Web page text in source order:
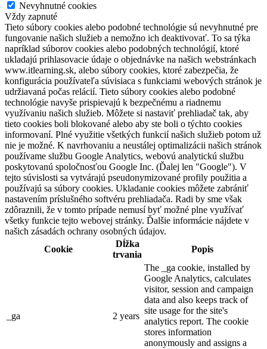
Nevyhnutné cookies
Vždy zapnuté
Tieto súbory cookies alebo podobné technológie sú nevyhnutné pre
fungovanie našich služieb a nemožno ich deaktivovať. To sa týka
napríklad súborov cookies alebo podobných technológií, ktoré
ukladajú prihlasovacie údaje o objednávke na našich webstránkach
www.itlearning.sk, alebo súbory cookies, ktoré zabezpečia, že
konfigurácia používateľa súvisiaca s funkciami webových stránok je
udržiavaná počas relácií. Tieto súbory cookies alebo podobné
technológie navyše prispievajú k bezpečnému a riadnemu
využívaniu našich služieb. Môžete si nastaviť prehliadač tak, aby
tieto cookies boli blokované alebo aby ste boli o týchto cookies
informovaní. Plné využitie všetkých funkcií našich služieb potom už
nie je možné. K navrhovaniu a neustálej optimalizácii našich stránok
používame službu Google Analytics, webovú analytickú službu
poskytovanú spoločnosťou Google Inc. (Ďalej len "Google"). V
tejto súvislosti sa vytvárajú pseudonymizované profily použitia a
používajú sa súbory cookies. Ukladanie cookies môžete zabrániť
nastavením príslušného softvéru prehliadača. Radi by sme však
zdôraznili, že v tomto prípade nemusí byť možné plne využívať
všetky funkcie tejto webovej stránky. Ďalšie informácie nájdete v
našich zásadách ochrany osobných údajov.
Cookie
Dĺžka
trvania
Popis
_ga 2 years
The _ga cookie, installed by
Google Analytics, calculates
visitor, session and campaign
data and also keeps track of
site usage for the site's
analytics report. The cookie
stores information
anonymously and assigns a